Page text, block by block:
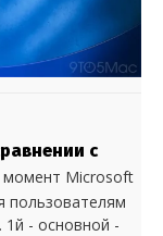
с
момент Microsoft
пользователям
1й - основной -